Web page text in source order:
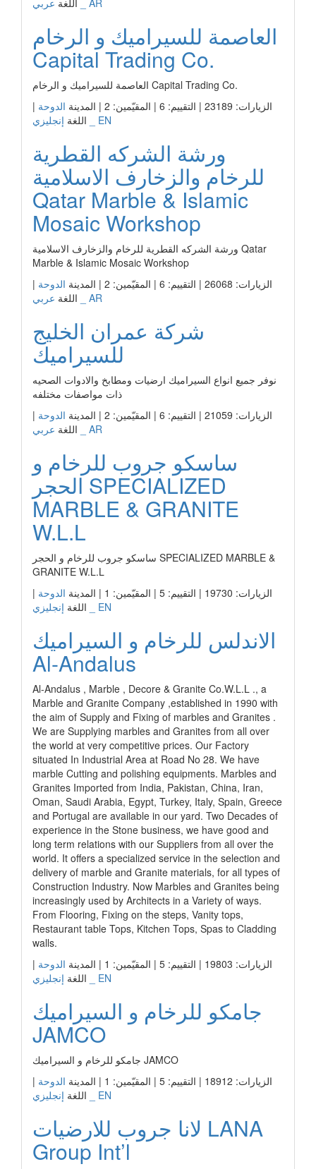
اللغة عربي _ AR
العاصمة للسيراميك و الرخام
Capital Trading Co.
العاصمة للسيراميك و الرخام Capital Trading Co.
الزيارات: 23189 | التقييم: 6 | المقيّمين: 2 | المدينة
الدوحة |
اللغة إنجليزي _ EN
ورشة الشركه القطرية
للرخام والزخارف الاسلامية
Qatar Marble & Islamic
Mosaic Workshop
ورشة الشركه القطرية للرخام والزخارف الاسلامية Qatar
Marble & Islamic Mosaic Workshop
الزيارات: 26068 | التقييم: 6 | المقيّمين: 2 | المدينة
الدوحة |
اللغة عربي _ AR
شركة عمران الخليج
للسيراميك
نوفر جميع انواع السيراميك ارضيات ومطابخ والادوات الصحيه
ذات مواصفات مختلفه
الزيارات: 21059 | التقييم: 6 | المقيّمين: 2 | المدينة
الدوحة |
اللغة عربي _ AR
ساسكو جروب للرخام و
الحجر SPECIALIZED
MARBLE & GRANITE
W.L.L
ساسكو جروب للرخام و الحجر SPECIALIZED MARBLE &
GRANITE W.L.L
الزيارات: 19730 | التقييم: 5 | المقيّمين: 1 | المدينة
الدوحة |
اللغة إنجليزي _ EN
الاندلس للرخام و السيراميك
Al-Andalus
Al-Andalus , Marble , Decore & Granite Co.W.L.L ., a
Marble and Granite Company ,established in 1990 with
the aim of Supply and Fixing of marbles and Granites .
We are Supplying marbles and Granites from all over
the world at very competitive prices. Our Factory
situated In Industrial Area at Road No 28. We have
marble Cutting and polishing equipments. Marbles and
Granites Imported from India, Pakistan, China, Iran,
Oman, Saudi Arabia, Egypt, Turkey, Italy, Spain, Greece
and Portugal are available in our yard. Two Decades of
experience in the Stone business, we have good and
long term relations with our Suppliers from all over the
world. It offers a specialized service in the selection and
delivery of marble and Granite materials, for all types of
Construction Industry. Now Marbles and Granites being
increasingly used by Architects in a Variety of ways.
From Flooring, Fixing on the steps, Vanity tops,
Restaurant table Tops, Kitchen Tops, Spas to Cladding
walls.
الزيارات: 19803 | التقييم: 5 | المقيّمين: 1 | المدينة
الدوحة |
اللغة إنجليزي _ EN
جامكو للرخام و السيراميك
JAMCO
جامكو للرخام و السيراميك JAMCO
الزيارات: 18912 | التقييم: 5 | المقيّمين: 1 | المدينة
الدوحة |
اللغة إنجليزي _ EN
لانا جروب للارضيات LANA
Group Int’l